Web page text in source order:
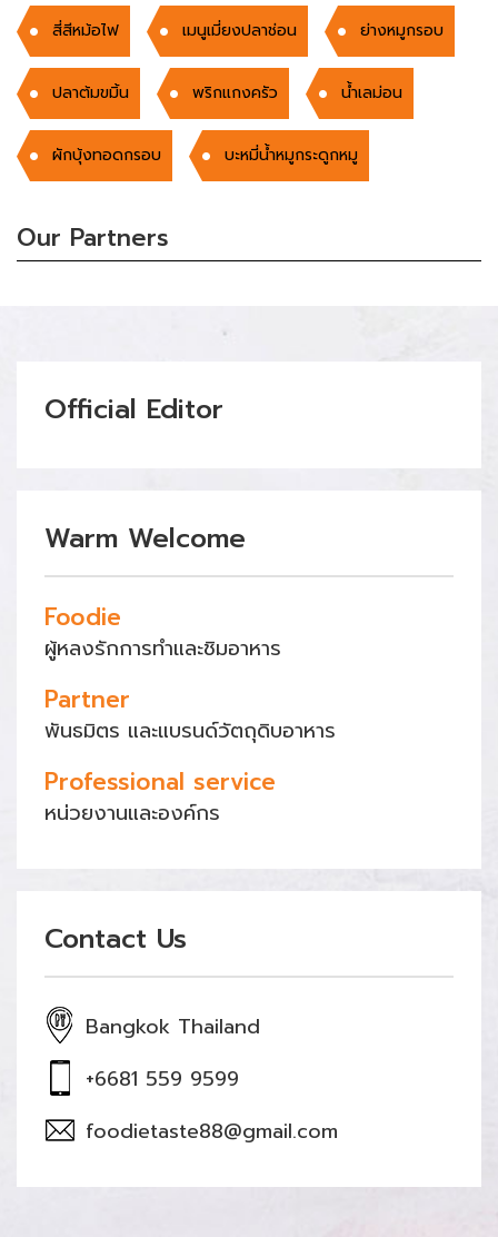
สี่สีหม้อไฟ เมนูเมี่ยงปลาช่อน ย่างหมูกรอบ
ปลาต้มขมิ้น พริกแกงครัว น้ำเลม่อน
ผักบุ้งทอดกรอบ บะหมี่น้ำหมูกระดูกหมู
Our Partners
Official Editor
Warm Welcome
Foodie
ผู้หลงรักการทำและชิมอาหาร
Partner
พันธมิตร และแบรนด์วัตถุดิบอาหาร
Professional service
หน่วยงานและองค์กร
Contact Us
Bangkok Thailand
+6681 559 9599
foodietaste88@gmail.com